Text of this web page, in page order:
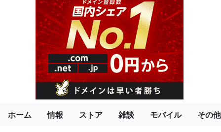
ホーム 情報 ストア 雑談 モバイル その他